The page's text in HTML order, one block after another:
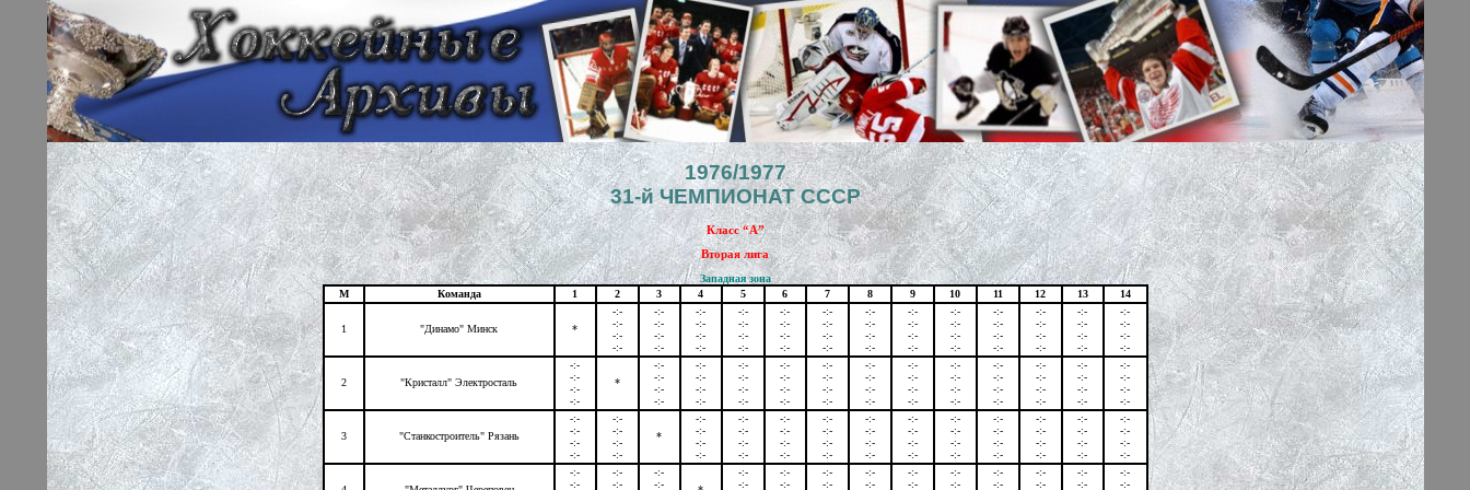
1976/1977
31-й ЧЕМПИОНАТ СССР
Класс “А”
Вторая лига
Западная зона
М
Команда 1 2 3 4 5 6 7 8 9 10 11 12 13 14
1 "Динамо" Минск *
-:-
-:-
-:-
-:-
-:-
-:-
-:-
-:-
-:-
-:-
-:-
-:-
-:-
-:-
-:-
-:-
-:-
-:-
-:-
-:-
-:-
-:-
-:-
-:-
-:-
-:-
-:-
-:-
-:-
-:-
-:-
-:-
-:-
-:-
-:-
-:-
-:-
-:-
-:-
-:-
-:-
-:-
-:-
-:-
-:-
-:-
-:-
-:-
-:-
-:-
-:-
-:-
2 "Кристалл" Электросталь
-:-
-:-
-:-
-:-
*
-:-
-:-
-:-
-:-
-:-
-:-
-:-
-:-
-:-
-:-
-:-
-:-
-:-
-:-
-:-
-:-
-:-
-:-
-:-
-:-
-:-
-:-
-:-
-:-
-:-
-:-
-:-
-:-
-:-
-:-
-:-
-:-
-:-
-:-
-:-
-:-
-:-
-:-
-:-
-:-
-:-
-:-
-:-
-:-
-:-
-:-
-:-
-:-
3 "Станкостроитель" Рязань
-:-
-:-
-:-
-:-
-:-
-:-
-:-
-:-
*
-:-
-:-
-:-
-:-
-:-
-:-
-:-
-:-
-:-
-:-
-:-
-:-
-:-
-:-
-:-
-:-
-:-
-:-
-:-
-:-
-:-
-:-
-:-
-:-
-:-
-:-
-:-
-:-
-:-
-:-
-:-
-:-
-:-
-:-
-:-
-:-
-:-
-:-
-:-
-:-
-:-
-:-
-:-
-:-
-:-
-:-
-:-
-:-
-:-
-:-
-:-
-:-
-:-
-:-
-:-
-:-
-:-
-:-
-:-
-:-
-:-
-:-
-:-
-:-
-:-
-:-
-:-
-:-
-:-
-:-